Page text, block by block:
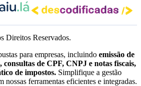
Direitos Reservados.
para empresas, incluindo emissão de
consultas de CPF, CNPJ e notas fiscais,
de impostos. Simplifique a gestão
nossas ferramentas eficientes e integradas.